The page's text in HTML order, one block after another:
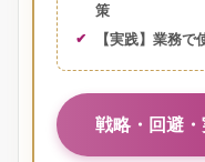
策
【実践】業務
戦略・回避